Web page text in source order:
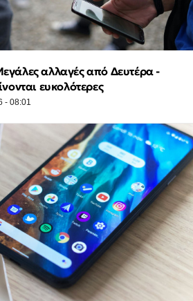
αλλαγές από Δευτέρα -
ευκολότερες
- 08:01